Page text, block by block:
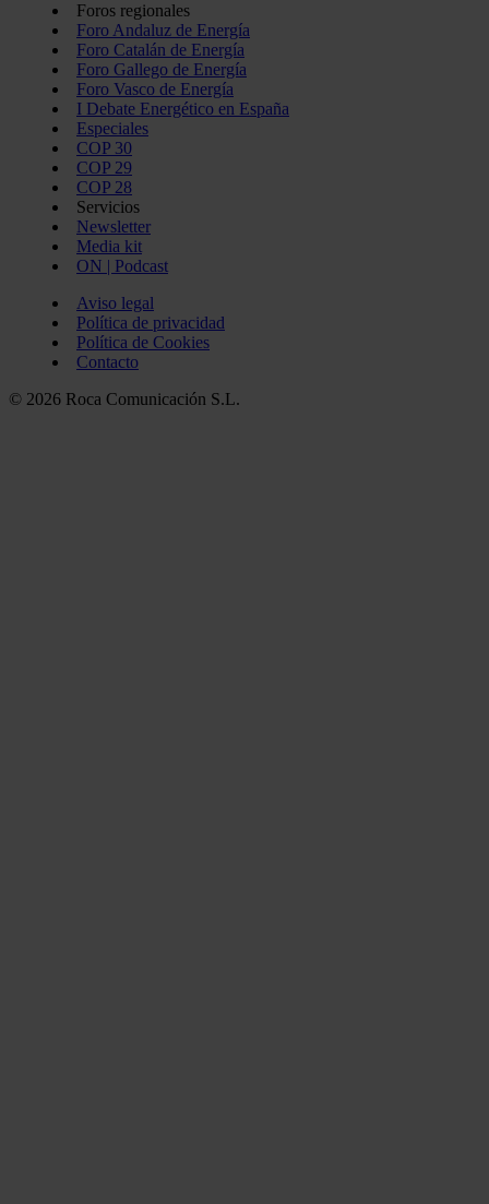
Foros regionales
Foro Andaluz de Energía
Foro Catalán de Energía
Foro Gallego de Energía
Foro Vasco de Energía
I Debate Energético en España
Especiales
COP 30
COP 29
COP 28
Servicios
Newsletter
Media kit
ON | Podcast
Aviso legal
Política de privacidad
Política de Cookies
Contacto
© 2026 Roca Comunicación S.L.